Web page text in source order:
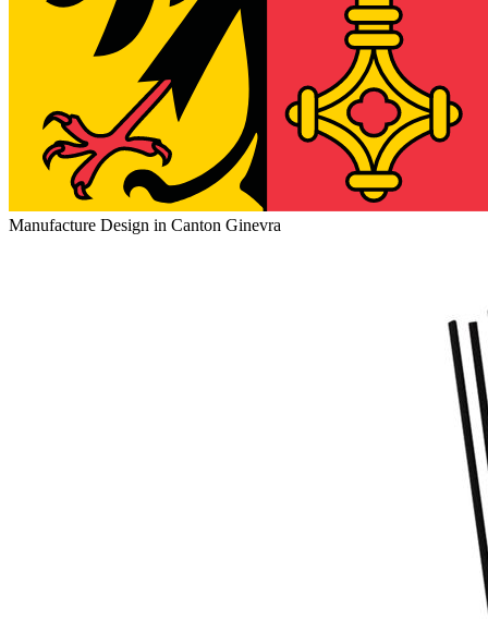
Manufacture Design in Canton Ginevra